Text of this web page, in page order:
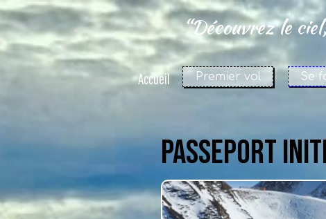
Se
Premier vol
“Découvrez le
Accueil
PASSEPORT